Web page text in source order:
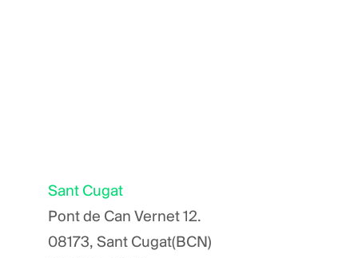
Sant Cugat
Pont de Can Vernet 12.
08173, Sant Cugat(BCN)